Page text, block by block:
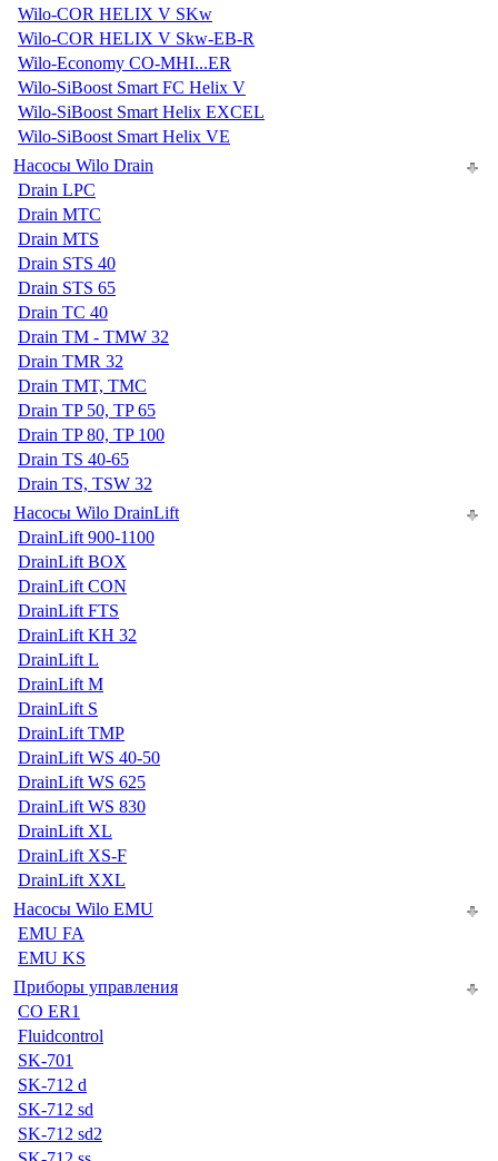
Wilo-COR HELIX V SKw
Wilo-COR HELIX V Skw-EB-R
Wilo-Economy CO-MHI...ER
Wilo-SiBoost Smart FC Helix V
Wilo-SiBoost Smart Helix EXCEL
Wilo-SiBoost Smart Helix VE
Насосы Wilo Drain
Drain LPC
Drain MTC
Drain MTS
Drain STS 40
Drain STS 65
Drain TC 40
Drain TM - TMW 32
Drain TMR 32
Drain TMT, TMC
Drain TP 50, TP 65
Drain TP 80, TP 100
Drain TS 40-65
Drain TS, TSW 32
Насосы Wilo DrainLift
DrainLift 900-1100
DrainLift BOX
DrainLift CON
DrainLift FTS
DrainLift KH 32
DrainLift L
DrainLift M
DrainLift S
DrainLift TMP
DrainLift WS 40-50
DrainLift WS 625
DrainLift WS 830
DrainLift XL
DrainLift XS-F
DrainLift XXL
Насосы Wilo EMU
EMU FA
EMU KS
Приборы управления
CO ER1
Fluidcontrol
SK-701
SK-712 d
SK-712 sd
SK-712 sd2